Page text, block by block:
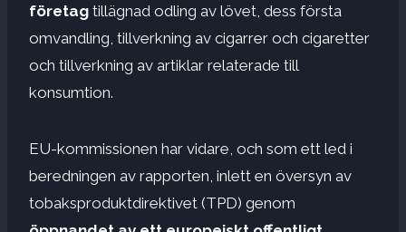
företag tillägnad odling av lövet, dess första
omvandling, tillverkning av cigarrer och cigaretter
och tillverkning av artiklar relaterade till
konsumtion.
EU-kommissionen har vidare, och som ett led i
beredningen av rapporten, inlett en översyn av
tobaksproduktdirektivet (TPD) genom